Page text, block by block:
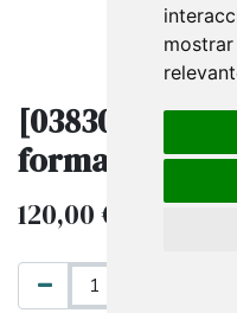
[038300]
forma z, CON
120,00€